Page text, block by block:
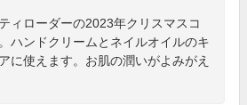
ィローダーの2023年クリスマスコ
ハンドクリームとネイルオイルのキ
に使えます。お肌の潤いがよみがえ